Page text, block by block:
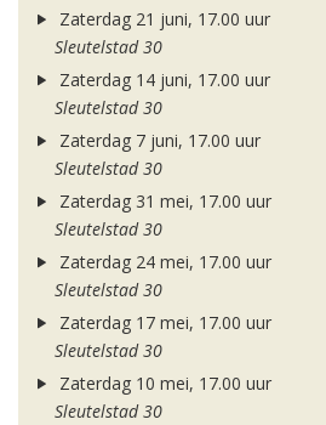
Zaterdag 21 juni, 17.00 uur
Sleutelstad 30
Zaterdag 14 juni, 17.00 uur
Sleutelstad 30
Zaterdag 7 juni, 17.00 uur
Sleutelstad 30
Zaterdag 31 mei, 17.00 uur
Sleutelstad 30
Zaterdag 24 mei, 17.00 uur
Sleutelstad 30
Zaterdag 17 mei, 17.00 uur
Sleutelstad 30
Zaterdag 10 mei, 17.00 uur
Sleutelstad 30